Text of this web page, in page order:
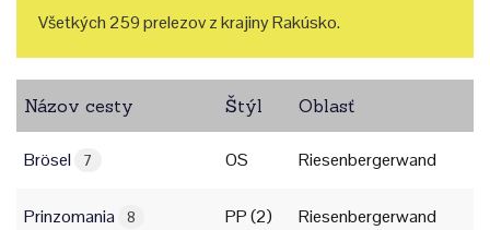
Krajina
Štýl
Archív
Všetkých 259 prelezov z krajiny Rakúsko.
Názov cesty Štýl Oblasť
Brösel 7 OS Riesenbergerwand
Prinzomania 8 PP (2) Riesenbergerwand